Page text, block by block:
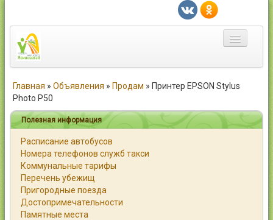
Статьи
Каталог
Справочник
Работа
Главная » Объявления » Продам » Принтер EPSON Stylus
Photo Р50
Полезная информация
Расписание автобусов
Номера телефонов служб такси
Коммунальные тарифы
Перечень убежищ
Пригородные поезда
Достопримечательности
Памятные места